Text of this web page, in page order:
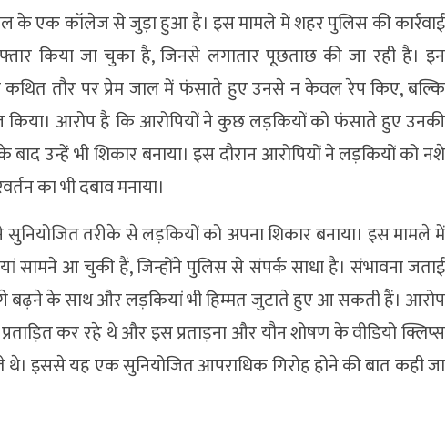
के एक कॉलेज से जुड़ा हुआ है। इस मामले में शहर पुलिस की कार्रवाई
किया जा चुका है, जिनसे लगातार पूछताछ की जा रही है। इन
कथित तौर पर प्रेम जाल में फंसाते हुए उनसे न केवल रेप किए, बल्कि
किया। आरोप है कि आरोपियों ने कुछ लड़कियों को फंसाते हुए उनकी
उन्हें भी शिकार बनाया। इस दौरान आरोपियों ने लड़कियों को नशे
का भी दबाव मनाया।
सुनियोजित तरीके से लड़कियों को अपना शिकार बनाया। इस मामले में
आ चुकी हैं, जिन्होंने पुलिस से संपर्क साधा है। संभावना जताई
बढ़ने के साथ और लड़कियां भी हिम्मत जुटाते हुए आ सकती हैं। आरोप
कर रहे थे और इस प्रताड़ना और यौन शोषण के वीडियो क्लिप्स
इससे यह एक सुनियोजित आपराधिक गिरोह होने की बात कही जा